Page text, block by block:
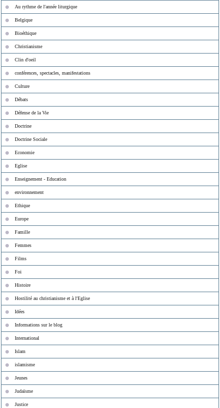
Au rythme de l'année liturgique
Belgique
Bioéthique
Christianisme
Clin d'oeil
conférences, spectacles, manifestations
Culture
Débats
Défense de la Vie
Doctrine
Doctrine Sociale
Economie
Eglise
Enseignement - Education
environnement
Ethique
Europe
Famille
Femmes
Films
Foi
Histoire
Hostilité au christianisme et à l'Eglise
Idées
Informations sur le blog
International
Islam
islamisme
Jeunes
Judaïsme
Justice